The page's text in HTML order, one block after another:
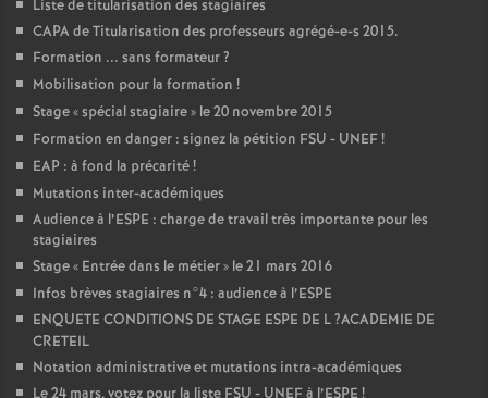
Liste de titularisation des stagiaires
CAPAde Titularisation des professeurs agrégé-e-s 2015.
Formation ... sans formateur?
Mobilisation pour la formation !
Stage «spécial stagiaire» le 20 novembre 2015
Formation en danger : signez la pétition FSU - UNEF!
EAP : à fond la précarité!
Mutations inter-académiques
Audience à l’ESPE : charge de travail très importante pour les
stagiaires
Stage « Entrée dans le métier» le 21 mars 2016
Infos brèves stagiaires n°4 : audience à l’ESPE
ENQUETE CONDITIONS DE STAGE ESPE DE L?ACADEMIE DE
CRETEIL
Notation administrative et mutations intra-académiques